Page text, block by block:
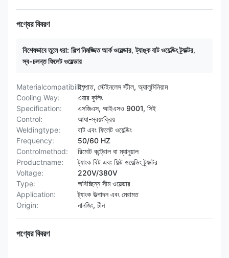
পণ্যের বিবরণ
বিশেষভাবে তুলে ধরা: শিল্প নিমজ্জিত আর্ক ওয়েল্ডার,ট্যাঙ্ক বাট ওয়েল্ডিং ট্র্যাক্টর,
স্ব-চলন্ত ফিলেট ওয়েল্ডার
Materialcompatibility:ইস্পাত, স্টেইনলেস স্টীল, অ্যালুমিনিয়াম
Cooling Way:
এয়ার কুলিং
Specification:
এসজিএস, আইএসও 9001, সিই
Control:
আধা-স্বয়ংক্রিয়
Weldingtype:
বাট এবং ফিলেট ওয়েল্ডিং
Frequency:
50/60 HZ
Controlmethod:
রিমোট কন্ট্রোল বা ম্যানুয়াল
Productname:
ট্যাংক বিট এবং ফিল্ট ওয়েল্ডিং ট্র্যাক্টর
Voltage:
220V/380V
Type:
অবিচ্ছিন্ন সীম ওয়েল্ডার
Application:
ট্যাংক উত্পাদন এবং মেরামত
Origin:
নানজিং, চীন
পণ্যের বিবরণ